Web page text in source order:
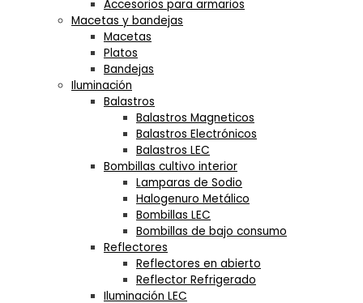
Accesorios para armarios
Macetas y bandejas
Macetas
Platos
Bandejas
Iluminación
Balastros
Balastros Magneticos
Balastros Electrónicos
Balastros LEC
Bombillas cultivo interior
Lamparas de Sodio
Halogenuro Metálico
Bombillas LEC
Bombillas de bajo consumo
Reflectores
Reflectores en abierto
Reflector Refrigerado
Iluminación LEC